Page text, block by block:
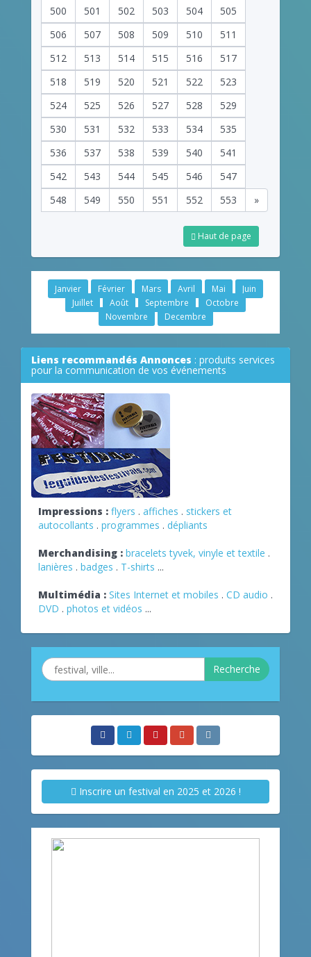
500 501 502 503 504
505
506
507 508 509 510
511
512
513 514 515 516
517
518
519 520 521 522
523
524
525 526 527 528
529
530
531 532 533 534
535
536
537 538 539 540
541
542
543 544 545 546
547
548
549 550 551 552 553 »
Haut de page
Janvier Février Mars Avril Mai
Juin
Juillet
Août Septembre
Octobre
Novembre
Decembre
Liens recommandés Annonces : produits services
pour la communication de vos événements
Impressions : flyers . affiches . stickers et
autocollants . programmes . dépliants
Merchandising : bracelets tyvek, vinyle et textile .
lanières . badges . T-shirts ...
Multimédia : Sites Internet et mobiles . CD audio .
DVD . photos et vidéos ...
Recherche
Inscrire un festival en 2025 et 2026 !